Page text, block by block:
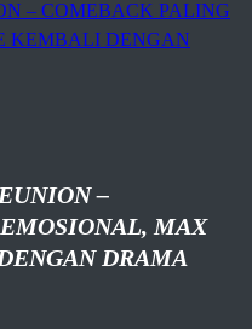
–
MAX
DRAMA